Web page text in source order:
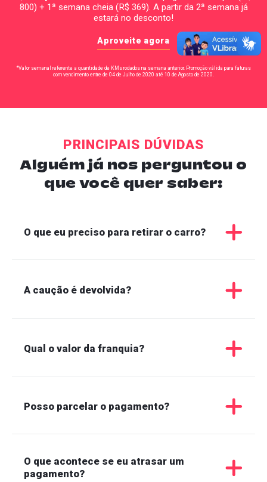
800) + 1ª semana cheia (R$ 369). A partir da 2ª semana já
estará no desconto!
Aproveite agora
*Valor semanal referente a quantidade de KMs rodados na semana anterior. Promoção válida para faturas
com vencimento entre de 04 de Julho de 2020 até 10 de Agosto de 2020.
PRINCIPAIS DÚVIDAS
Alguém já nos perguntou o
que você quer saber:
O que eu preciso para retirar o carro?
A caução é devolvida?
Qual o valor da franquia?
Posso parcelar o pagamento?
O que acontece se eu atrasar um
pagamento?